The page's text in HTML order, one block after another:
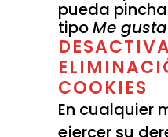
pueda
tipoMe gusta
COOKIES
En cualquier
ejercer su